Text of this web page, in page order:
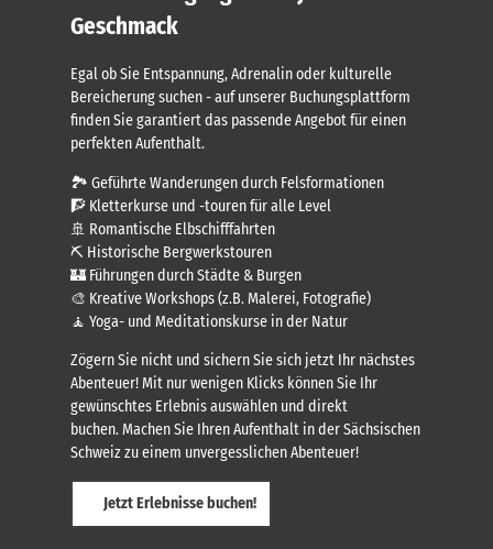
Geschmack
Egal ob Sie Entspannung, Adrenalin oder kulturelle
Bereicherung suchen - auf unserer Buchungsplattform
finden Sie garantiert das passende Angebot für einen
perfekten Aufenthalt.
🏞️ Geführte Wanderungen durch Felsformationen
🧗 Kletterkurse und -touren für alle Level
🚢 Romantische Elbschifffahrten
⛏️ Historische Bergwerkstouren
🏰 Führungen durch Städte & Burgen
🎨 Kreative Workshops (z.B. Malerei, Fotografie)
🧘 Yoga- und Meditationskurse in der Natur
Zögern Sie nicht und sichern Sie sich jetzt Ihr nächstes
Abenteuer! Mit nur wenigen Klicks können Sie Ihr
gewünschtes Erlebnis auswählen und direkt
buchen. Machen Sie Ihren Aufenthalt in der Sächsischen
Schweiz zu einem unvergesslichen Abenteuer!
Jetzt Erlebnisse buchen!